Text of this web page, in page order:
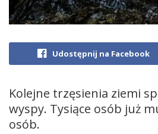
Udostępnij na Facebook
Kolejne trzęsienia ziemi
wyspy. Tysiące osób już
osób.